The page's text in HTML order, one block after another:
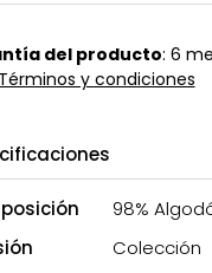
del producto: 6
Términos y condiciones
98%
Colección